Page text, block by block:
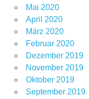
Mai 2020
April 2020
März 2020
Februar 2020
Dezember 2019
November 2019
Oktober 2019
September 2019